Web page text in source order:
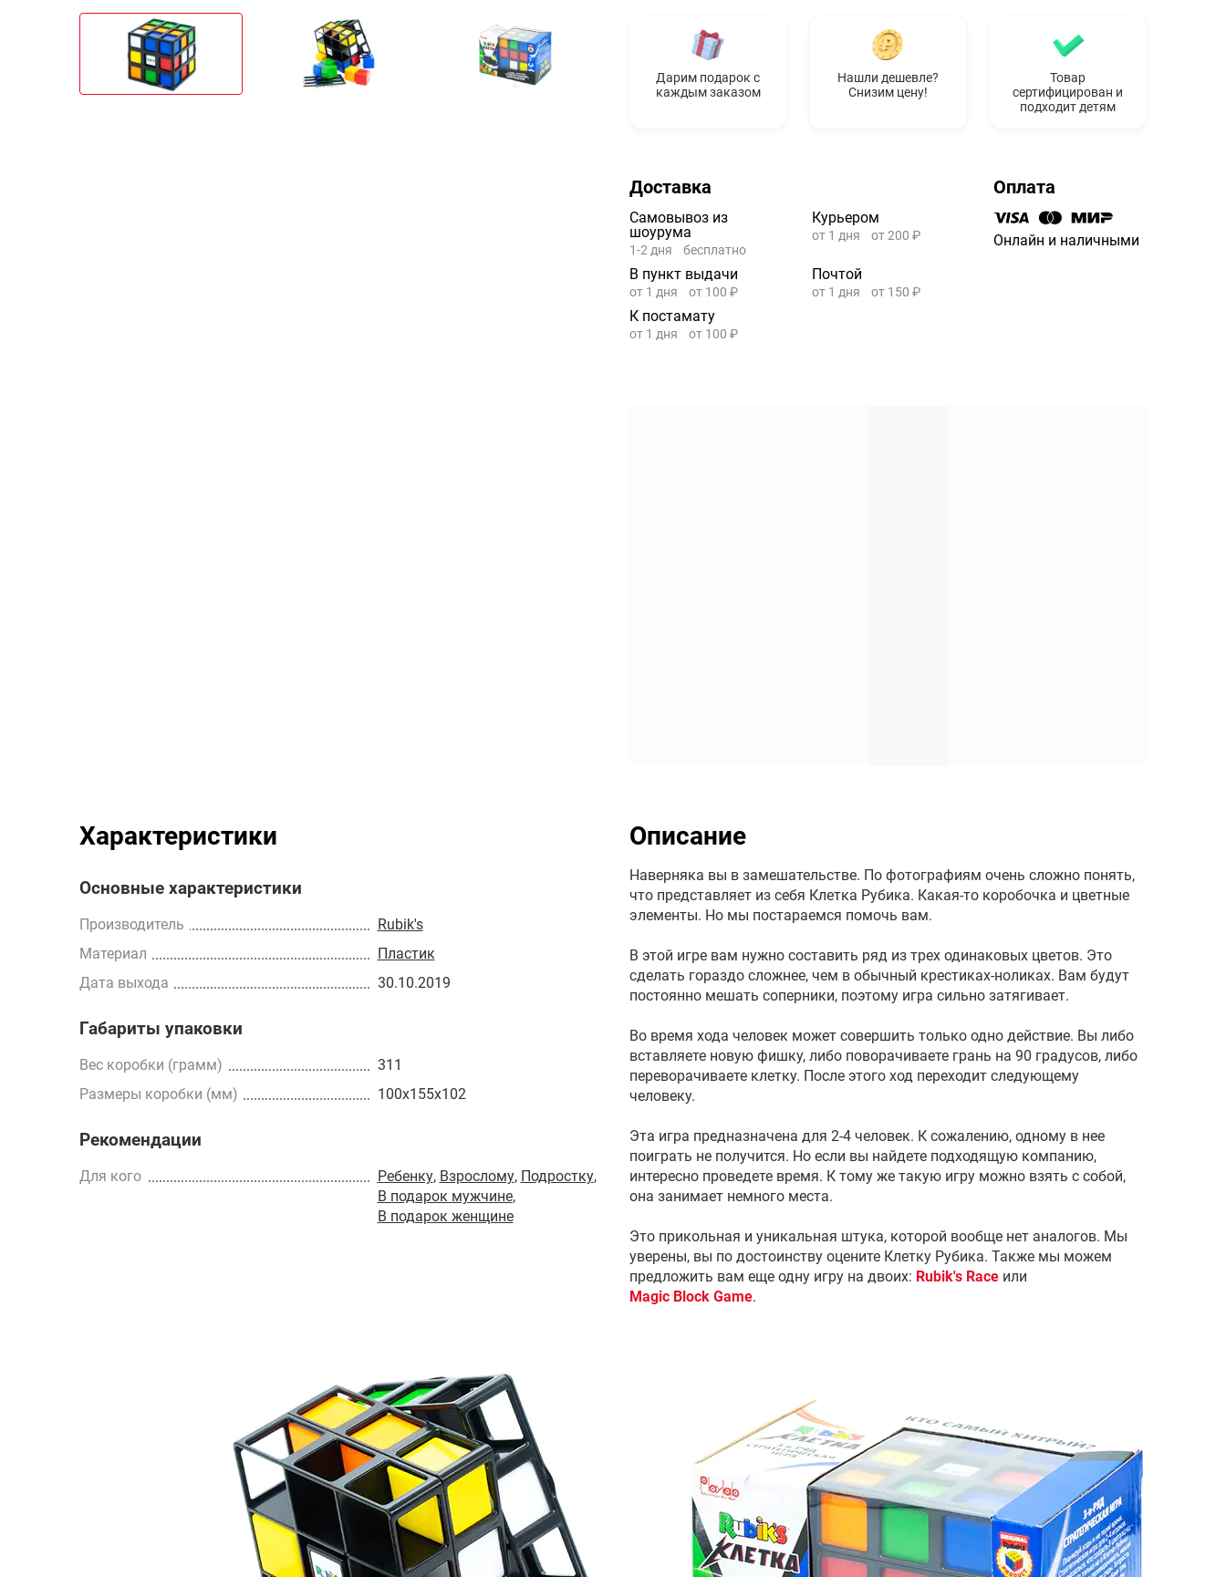
Дарим подарок с
каждым заказом
Нашли дешевле?
Снизим цену!
Товар
сертифицирован и
подходит детям
Доставка
Самовывоз из
шоурума
1-2 дня бесплатно
Курьером
от 1 дня от 200 ₽
В пункт выдачи
от 1 дня от 100 ₽
Почтой
от 1 дня от 150 ₽
К постамату
от 1 дня от 100 ₽
Оплата
Онлайн и наличными
Характеристики
Основные характеристики
Производитель
Rubik's
Материал
Пластик
Дата выхода
30.10.2019
Габариты упаковки
Вес коробки (грамм)
311
Размеры коробки (мм)
100x155x102
Рекомендации
Для кого Ребенку, Взрослому, Подростку,
В подарок мужчине,
В подарок женщине
Описание
Наверняка вы в замешательстве. По фотографиям очень сложно понять,
что представляет из себя Клетка Рубика. Какая-то коробочка и цветные
элементы. Но мы постараемся помочь вам.
В этой игре вам нужно составить ряд из трех одинаковых цветов. Это
сделать гораздо сложнее, чем в обычный крестиках-ноликах. Вам будут
постоянно мешать соперники, поэтому игра сильно затягивает.
Во время хода человек может совершить только одно действие. Вы либо
вставляете новую фишку, либо поворачиваете грань на 90 градусов, либо
переворачиваете клетку. После этого ход переходит следующему
человеку.
Эта игра предназначена для 2-4 человек. К сожалению, одному в нее
поиграть не получится. Но если вы найдете подходящую компанию,
интересно проведете время. К тому же такую игру можно взять с собой,
она занимает немного места.
Это прикольная и уникальная штука, которой вообще нет аналогов. Мы
уверены, вы по достоинству оцените Клетку Рубика. Также мы можем
предложить вам еще одну игру на двоих: Rubik's Race или
Magic Block Game.